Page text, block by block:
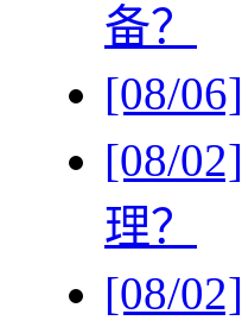
备？
[08/06]
[08/02]
理？
[08/02]